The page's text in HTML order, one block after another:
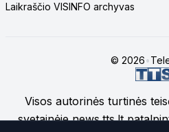
Laikraščio VISINFO archyvas
© 2026•
Visos autorinės turtinės
svetainėje news.tts.lt